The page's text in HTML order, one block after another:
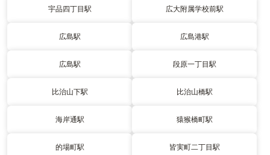
宇品四丁目駅 広大附属学校前駅
広島駅 広島港駅
広島駅 段原一丁目駅
比治山下駅 比治山橋駅
海岸通駅 猿猴橋町駅
的場町駅 皆実町二丁目駅